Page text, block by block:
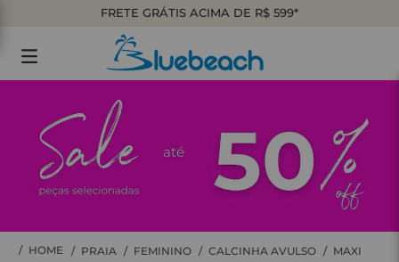
FRETE GRÁTIS ACIMA DE R$ 599*
PRAIA FEMININO CALCINHA AVULSO MAXI